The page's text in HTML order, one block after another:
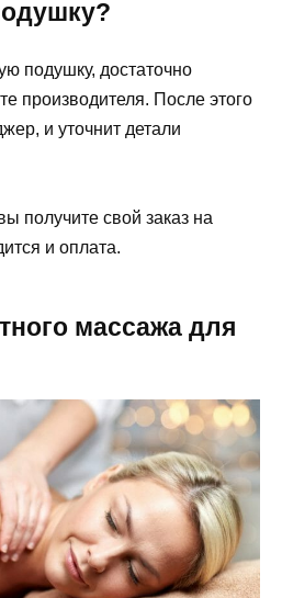
подушку, достаточно
производителя. После этого
и уточнит детали
получите свой заказ на
и оплата.
массажа для